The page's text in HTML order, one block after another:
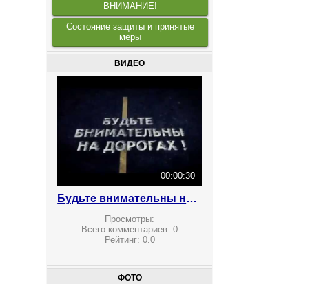
ВНИМАНИЕ!
Состояние защиты и принятые
меры
ВИДЕО
00:00:30
Будьте внимательны на дорогах!
Просмотры:
Всего комментариев:0
Рейтинг: 0.0
ФОТО